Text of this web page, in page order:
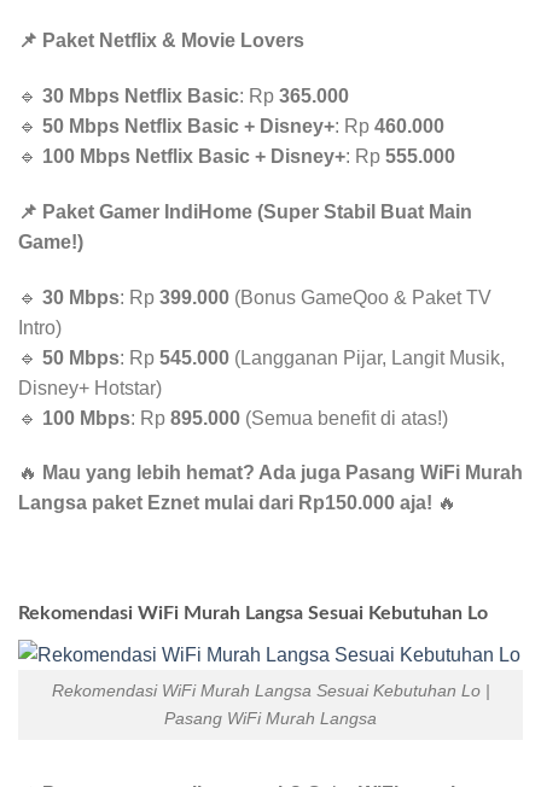
📌 Paket Netflix & Movie Lovers
🔹 30 Mbps Netflix Basic: Rp 365.000
🔹 50 Mbps Netflix Basic + Disney+: Rp 460.000
🔹 100 Mbps Netflix Basic + Disney+: Rp 555.000
📌 Paket Gamer IndiHome (Super Stabil Buat Main
Game!)
🔹 30 Mbps: Rp 399.000 (Bonus GameQoo & Paket TV
Intro)
🔹 50 Mbps: Rp 545.000 (Langganan Pijar, Langit Musik,
Disney+ Hotstar)
🔹 100 Mbps: Rp 895.000 (Semua benefit di atas!)
🔥 Mau yang lebih hemat? Ada juga Pasang WiFi Murah
Langsa paket Eznet mulai dari Rp150.000 aja! 🔥
Rekomendasi WiFi Murah Langsa Sesuai Kebutuhan Lo
Rekomendasi WiFi Murah Langsa Sesuai Kebutuhan Lo |
Pasang WiFi Murah Langsa